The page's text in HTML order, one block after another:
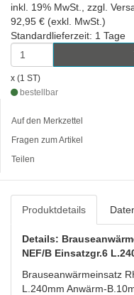
inkl. 19% MwSt., zzgl.
92,95 € (exkl. MwSt.)
Standardlieferzeit: 1 Tage
x (1 ST)
bestellbar
Auf den Merkzettel
Fragen zum Artikel
Teilen
Produktdetails
Details:
NEF/B Einsatzgr.6
Brauseanwärmeinsatz
L.240mm Anwärm-